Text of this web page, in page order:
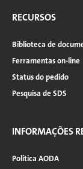
RECURSOS
Biblioteca de
Ferramentas on-line
Status do pedido
Pesquisa de SDS
INFORMAÇÕES
Política AODA